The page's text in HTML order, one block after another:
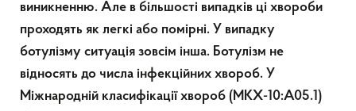
виникненню. Але в більшості випадків ці хвороби
проходять як легкі або помірні. У випадку
ботулізму ситуація зовсім інша. Ботулізм не
відноcять до числа інфекційних хвороб. У
Міжнародній класифікації хвороб (МКХ-10:А05.1)